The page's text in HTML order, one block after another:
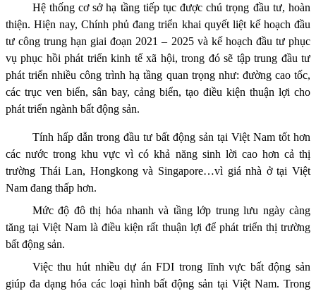
Hệ thống cơ sở hạ tầng tiếp tục được chú trọng đầu tư, hoàn
thiện. Hiện nay, Chính phủ đang triển khai quyết liệt kế hoạch đầu
tư công trung hạn giai đoạn 2021 – 2025 và kế hoạch đầu tư phục
vụ phục hồi phát triển kinh tế xã hội, trong đó sẽ tập trung đầu tư
phát triển nhiều công trình hạ tầng quan trọng như: đường cao tốc,
các trục ven biển, sân bay, cảng biển, tạo điều kiện thuận lợi cho
phát triển ngành bất động sản.
Tính hấp dẫn trong đầu tư bất động sản tại Việt Nam tốt hơn
các nước trong khu vực vì có khả năng sinh lời cao hơn cả thị
trường Thái Lan, Hongkong và Singapore…vì giá nhà ở tại Việt
Nam đang thấp hơn.
Mức độ đô thị hóa nhanh và tầng lớp trung lưu ngày càng
tăng tại Việt Nam là điều kiện rất thuận lợi để phát triển thị trường
bất động sản.
Việc thu hút nhiều dự án FDI trong lĩnh vực bất động sản
giúp đa dạng hóa các loại hình bất động sản tại Việt Nam. Trong